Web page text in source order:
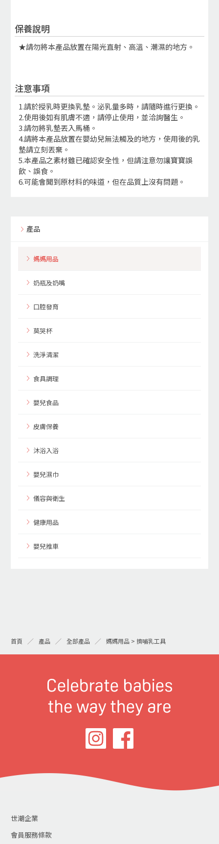
保養說明
★請勿將本產品放置在陽光直射、高溫、潮濕的地方。
注意事項
1.請於授乳時更換乳墊。泌乳量多時，請隨時進行更換。
2.使用後如有肌膚不適，請停止使用，並洽詢醫生。
3.請勿將乳墊丟入馬桶。
4.請將本產品放置在嬰幼兒無法觸及的地方，使用後的乳
墊請立刻丟棄。
5.本產品之素材雖已確認安全性，但請注意勿讓寶寶誤
飲、誤食。
6.可能會聞到原材料的味道，但在品質上沒有問題。
產品
媽媽用品
奶瓶及奶嘴
口腔發育
莫哭杯
洗淨清潔
食具調理
嬰兒食品
皮膚保養
沐浴入浴
嬰兒濕巾
儀容與衛生
健康用品
嬰兒推車
首頁 產品 全部產品 媽媽用品 > 擠哺乳工具
世潮企業
會員服務條款